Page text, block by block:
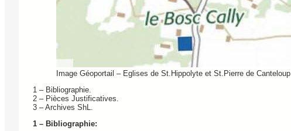
Image Géoportail – Eglises de St.Hippolyte et St.Pierre de Canteloup
1 – Bibliographie.
2 – Pièces Justificatives.
3 – Archives ShL.
1 – Bibliographie: